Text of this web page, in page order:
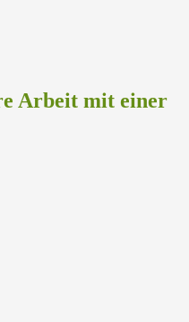
Arbeit mit einer